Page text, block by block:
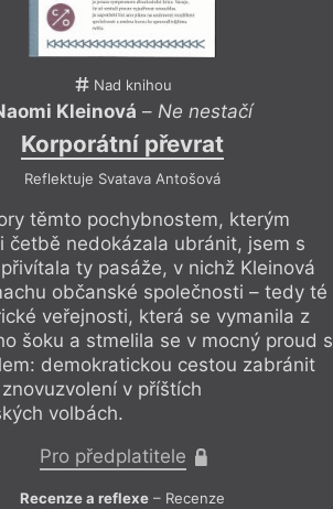
Nad knihou
Kleinová – Ne nestačí
Korporátní převrat
Reflektuje Svatava Antošová
těmto pochybnostem, kterým
četbě nedokázala ubránit, jsem s
ty pasáže, v nichž Kleinová
občanské společnosti – tedy té
veřejnosti, která se vymanila z
šoku a stmelila se v mocný proud s
demokratickou cestou zabránit
v příštích
volbách.
Pro předplatitele
Recenze a reflexe– Recenze